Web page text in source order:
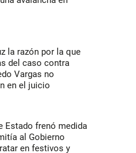
la razón por la que
del caso contra
Vargas no
en el juicio
Estado frenó medida
al Gobierno
en festivos y